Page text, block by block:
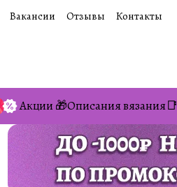
Вакансии Отзывы Контакты
Акции 🎁Описания вязания📑